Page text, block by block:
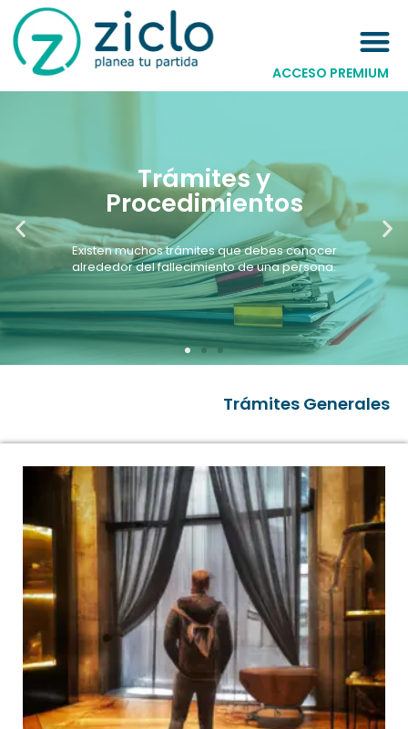
ACCESO PREMIUM
Trámites y
Procedimientos
Existen muchos trámites que debes conocer
alrededor del fallecimiento de una persona.
Trámites Generales